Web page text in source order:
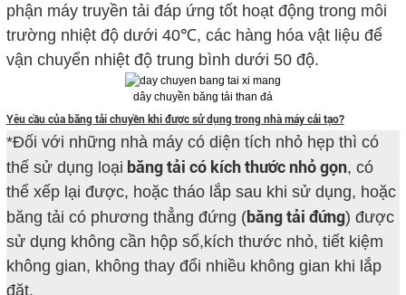
phận máy truyền tải đáp ứng tốt hoạt động trong môi
trường nhiệt độ dưới 40℃, các hàng hóa vật liệu để
vận chuyển nhiệt độ trung bình dưới 50 độ.
dây chuyền băng tải than đá
Yêu cầu của băng tải chuyền khi được sử dụng trong nhà máy cải tạo?
*Đối với những nhà máy có diện tích nhỏ hẹp thì có
thế sử dụng loại băng tải có kích thước nhỏ gọn, có
thể xếp lại được, hoặc tháo lắp sau khi sử dụng, hoặc
băng tải có phương thẳng đứng (băng tải đứng) được
sử dụng không cần hộp số,kích thước nhỏ, tiết kiệm
không gian, không thay đổi nhiều không gian khi lắp
đặt.